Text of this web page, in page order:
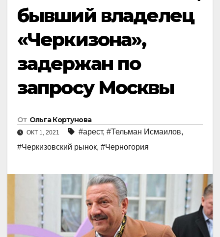
бывший владелец
«Черкизона»,
задержан по
запросу Москвы
От Ольга Кортунова
ОКТ 1, 2021 #арест, #Тельман Исмаилов,
#Черкизовский рынок, #Черногория